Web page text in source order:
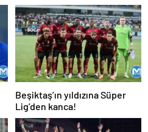
Beşiktaş’ın yıldızına Süper
Lig’den kanca!